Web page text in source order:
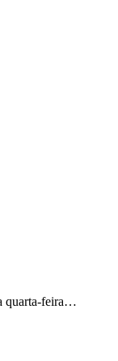
quarta-feira…